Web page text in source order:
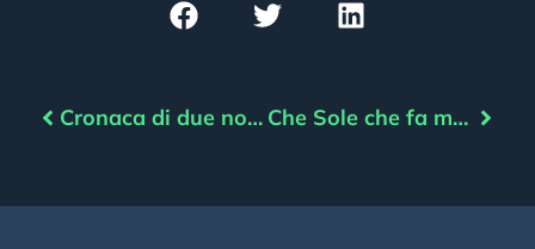
Cronaca di due notti di aurore italiane Che Sole che fa maggio 2024, con una pillola sulle differenze tra aurore e SAR